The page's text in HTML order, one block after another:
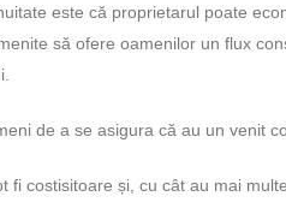
este că proprietarul poate
să ofere oamenilor un flux
de a se asigura că au un venit
fi costisitoare și, cu cât au mai